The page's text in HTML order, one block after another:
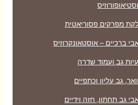
מפרקים פסוריאטית
ברכיים – אוסטאונקרוזיס
גב ועמוד שדרה
גב עליון וכתפיים
גב תחתון, חזה וידיים